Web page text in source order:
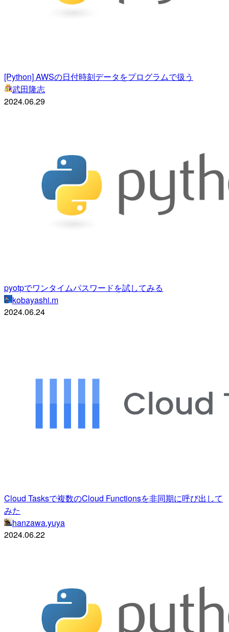
[Python] AWSの日付時刻データをプログラムで扱う
武田隆志
2024.06.29
pyotpでワンタイムパスワードを試してみる
kobayashi.m
2024.06.24
Cloud Tasksで複数のCloud Functionsを非同期に呼び出して
みた
hanzawa.yuya
2024.06.22